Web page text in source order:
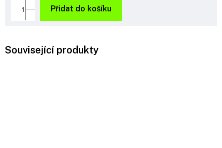
cena:
Přidat do košíku
Související produkty